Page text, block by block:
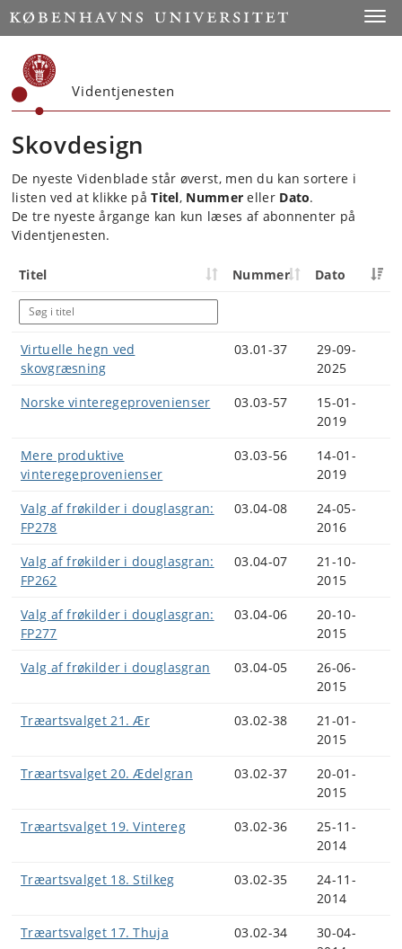
Start
Videntjenesten
Skovdesign
De nyeste Videnblade står øverst, men du kan sortere i
listen ved at klikke påTitel, Nummer eller Dato.
De tre nyeste årgange kan kun læses af abonnenter på
Videntjenesten.
Titel Nummer Dato
Virtuelle hegn ved
skovgræsning
03.01-37
29-09-
2025
Norske vinteregeprovenienser
03.03-57
15-01-
2019
Mere produktive
vinteregeprovenienser
03.03-56
14-01-
2019
Valg af frøkilder i douglasgran:
FP278
03.04-08
24-05-
2016
Valg af frøkilder i douglasgran:
FP262
03.04-07
21-10-
2015
Valg af frøkilder i douglasgran:
FP277
03.04-06
20-10-
2015
Valg af frøkilder i douglasgran
03.04-05
26-06-
2015
Træartsvalget 21. Ær
03.02-38
21-01-
2015
Træartsvalget 20. Ædelgran
03.02-37
20-01-
2015
Træartsvalget 19. Vintereg
03.02-36
25-11-
2014
Træartsvalget 18. Stilkeg
03.02-35
24-11-
2014
Træartsvalget 17. Thuja
03.02-34
30-04-